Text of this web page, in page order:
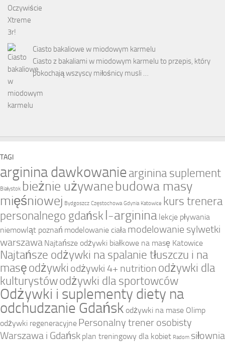
Ciasto bakaliowe w miodowym karmelu
Ciasto z bakaliami w miodowym karmelu to przepis, który
pokochają wszyscy miłośnicy musli …
TAGI
arginina dawkowaniearginina suplement
Białystok bieżnie używanebudowa masy
mięśniowej Bydgoszcz Częstochowa Gdynia Katowice kurs trenera
personalnego gdańsk l-arginina lekcje pływania
niemowląt poznań modelowanie ciała modelowanie sylwetki
warszawa Najtańsze odżywki białkowe na masę Katowice
Najtańsze odżywki na spalanie tłuszczu i na
masęodżywki odżywki 4+ nutrition odżywki dla
kulturystówodżywki dla sportowców
Odżywki i suplementy diety na
odchudzanie Gdańsk odżywki na mase Olimp
odżywki regeneracyjne Personalny trener osobisty
Warszawa i Gdańsk plan treningowy dla kobiet Radom siłownia